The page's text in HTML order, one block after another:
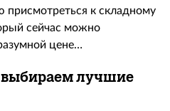
присмотреться к складному
сейчас можно
цене…
лучшие